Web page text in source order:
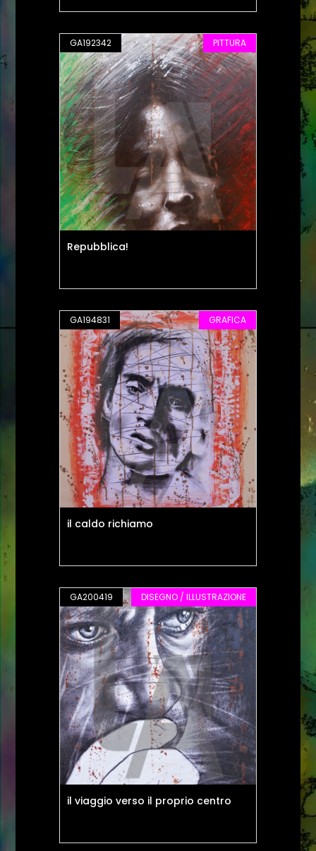
GA192342 PITTURA
Repubblica!
GA194831 GRAFICA
il caldo richiamo
GA200419 DISEGNO / ILLUSTRAZIONE
il viaggio verso il proprio centro